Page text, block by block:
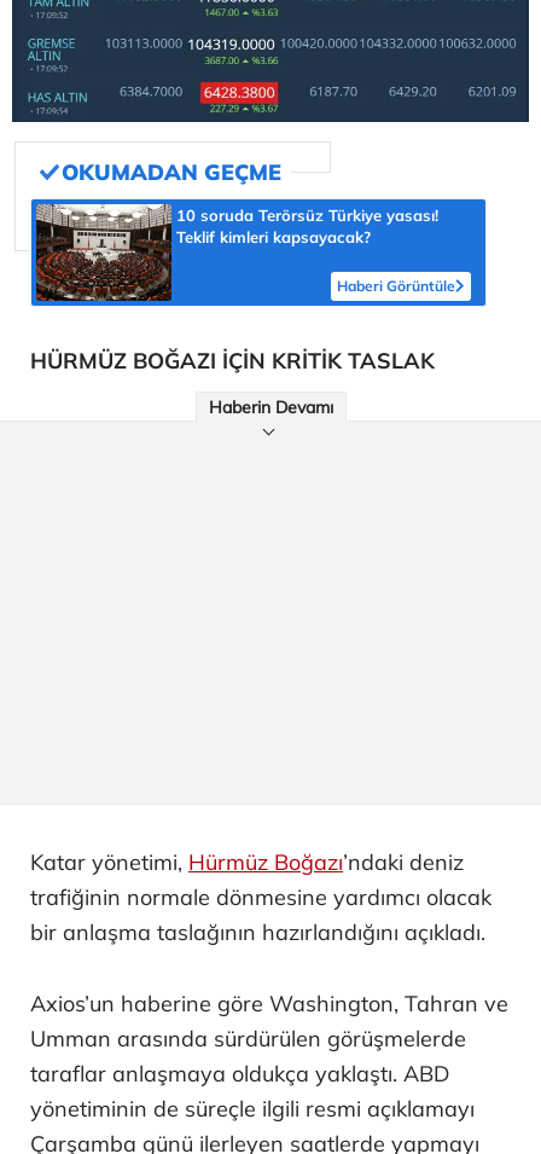
10 soruda Terörsüz Türkiye yasası!
Teklif kimleri kapsayacak?
Haberi Görüntüle
HÜRMÜZ BOĞAZI İÇİN KRİTİK TASLAK
Haberin Devamı
Katar yönetimi, Hürmüz Boğazı’ndaki deniz
trafiğinin normale dönmesine yardımcı olacak
bir anlaşma taslağının hazırlandığını açıkladı.
Axios’un haberine göre Washington, Tahran ve
Umman arasında sürdürülen görüşmelerde
taraflar anlaşmaya oldukça yaklaştı. ABD
yönetiminin de süreçle ilgili resmi açıklamayı
Çarşamba günü ilerleyen saatlerde yapmayı